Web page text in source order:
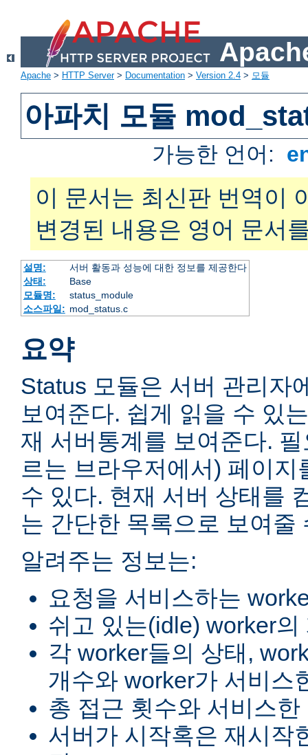
Apache > HTTP Server> Documentation > Version 2.4 > 모듈
아파치 모듈
가능한 언어:
이 문서는 최신판 번역이
변경된 내용은 영어 문서
설명:
서버 활동과 성능에 대한 정보를 제공한다
상태:
Base
모듈명:
status_module
소스파일: mod_status.c
요약
Status 모듈은 서버 관리자
보여준다. 쉽게 읽을 수 있
재 서버통계를 보여준다.
르는 브라우저에서) 페이지
수 있다. 현재 서버 상태를
는 간단한 목록으로 보여줄
알려주는 정보는:
요청을 서비스하는
쉬고 있는(idle) worker의
각 worker들의 상태,
개수와 worker가 서비스
총 접근 횟수와 서비스
서버가 시작혹은 재시작